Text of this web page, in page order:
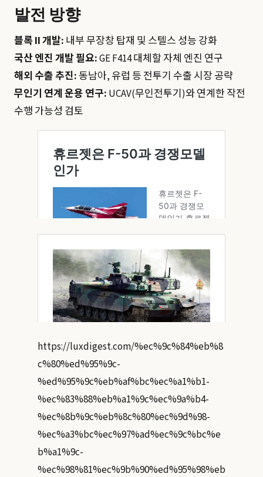
발전 방향
블록 II 개발: 내부 무장창 탑재 및 스텔스 성능 강화
국산 엔진 개발 필요:GE F414 대체할 자체 엔진 연구
해외 수출 추진:동남아, 유럽 등 전투기 수출 시장 공략
무인기 연계 운용 연구: UCAV(무인전투기)와 연계한 작전
수행 가능성 검토
https://luxdigest.com/%ec%9c%84%eb%8
c%80%ed%95%9c-
%ed%95%9c%eb%af%bc%ec%a1%b1-
%ec%83%88%eb%a1%9c%ec%9a%b4-
%ec%8b%9c%eb%8c%80%ec%9d%98-
%ec%a3%bc%ec%97%ad%ec%9c%bc%e
b%a1%9c-
%ec%98%81%ec%9b%90%ed%95%98%eb